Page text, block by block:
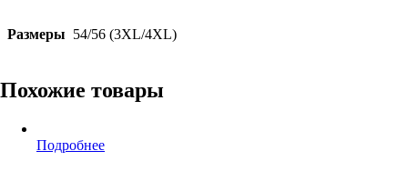
Размеры 54/56 (3XL/4XL)
Похожие товары
Подробнее